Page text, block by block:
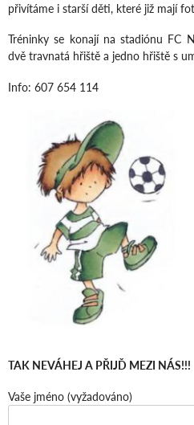
přivítáme i starší děti, které již mají
Tréninky se konají na stadiónu FC
dvě travnatá hřiště a jedno hřiště s
Info: 607 654 114
TAK NEVÁHEJ A PŘIJĎ MEZI NÁS!!!
Vaše jméno (vyžadováno)